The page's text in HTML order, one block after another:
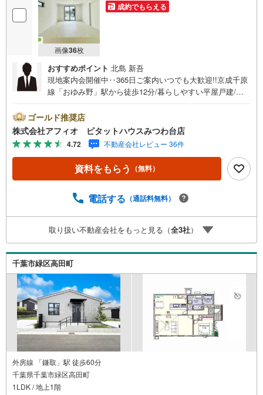
画像36枚
成約でもらえる
おすすめポイント 北島 新吾
現地案内会開催中‥365日ご案内いつでも大歓迎!!京成千原
線「おゆみ野」駅から徒歩12分/暮らしやすい平屋戸建/お
分とお買い物も便利な立地■LDK16帖、家族と話しやすいカ
ウンターキッチン■お手入れしやすいIHクッキングヒーター
■全室収納付きでお部屋が広く使えます■室内物干し・玄関
スマートキー対応・全室LED照明完備お客様の笑顔のため
に。千葉県の不動産のことなら株式会社アフィオにお任せ
ください。お客様の一生の宝物になるお家探しの、心強い
やご相談には迅速にご対応致します。お気軽にお問合せ下
ゴールド推奨店
株式会社アフィオ ピタットハウスみつわ台店
4.72 不動産会社レビュー 36件
資料をもらう （無料）
電話する （通話料無料）
取り扱い不動産会社をもっと見る（全3社）
千葉市緑区高田町
外房線 「鎌取」駅 徒歩60分
千葉県千葉市緑区高田町
1LDK / 地上1階